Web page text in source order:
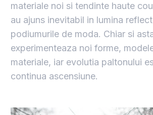
materiale noi si tendinte haute
au ajuns inevitabil in lumina
podiumurile de moda. Chiar si
experimenteaza noi forme,
materiale, iar evolutia paltonului
continua ascensiune.